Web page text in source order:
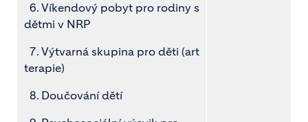
6. Víkendový pobyt pro rodiny s
dětmi v NRP
7. Výtvarná skupina pro děti (art
terapie)
8. Doučování dětí